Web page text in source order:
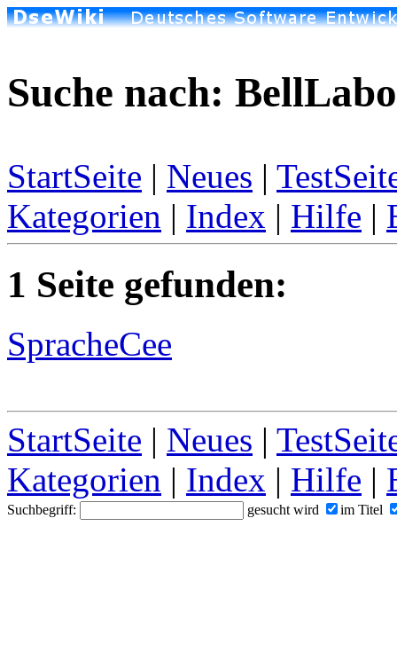
Suche nach:
StartSeite | Neues |
Kategorien | Index | Hilfe |
1 Seite gefunden:
SpracheCee
StartSeite | Neues |
Kategorien | Index | Hilfe |
Suchbegriff: gesucht wird im Titel